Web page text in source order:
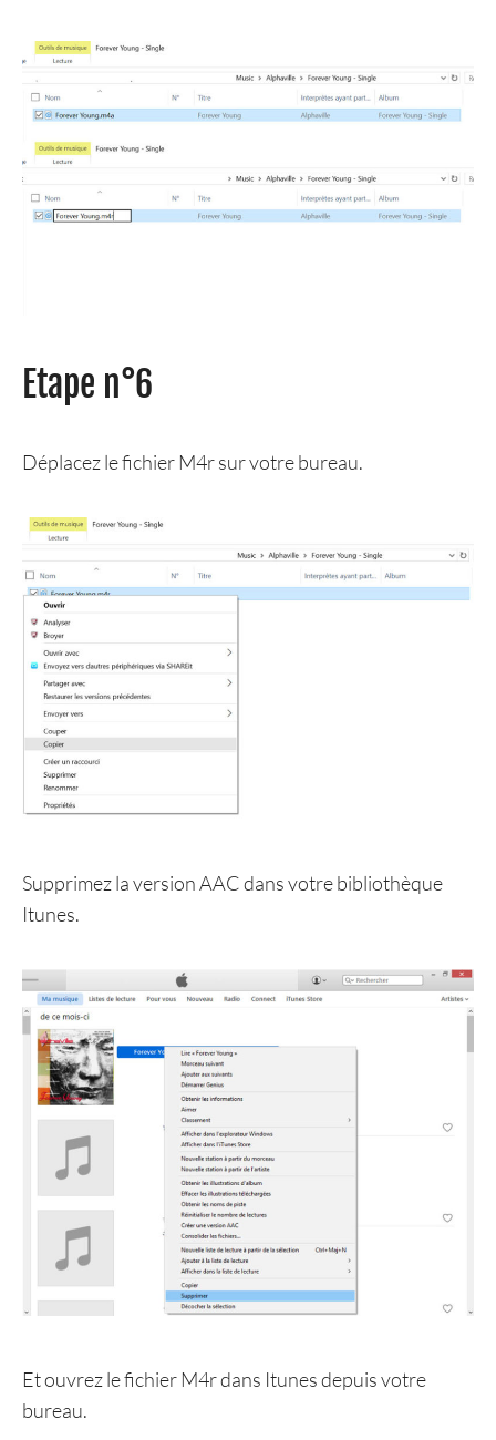
Etape n°6
Déplacez le fichier M4r sur votre bureau.
Supprimez la version AAC dans votre bibliothèque
Itunes.
Et ouvrez le fichier M4r dans Itunes depuis votre
bureau.